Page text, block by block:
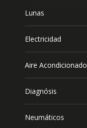
Lunas
Electricidad
Aire Acondicionado
Diagnósis
Neumáticos